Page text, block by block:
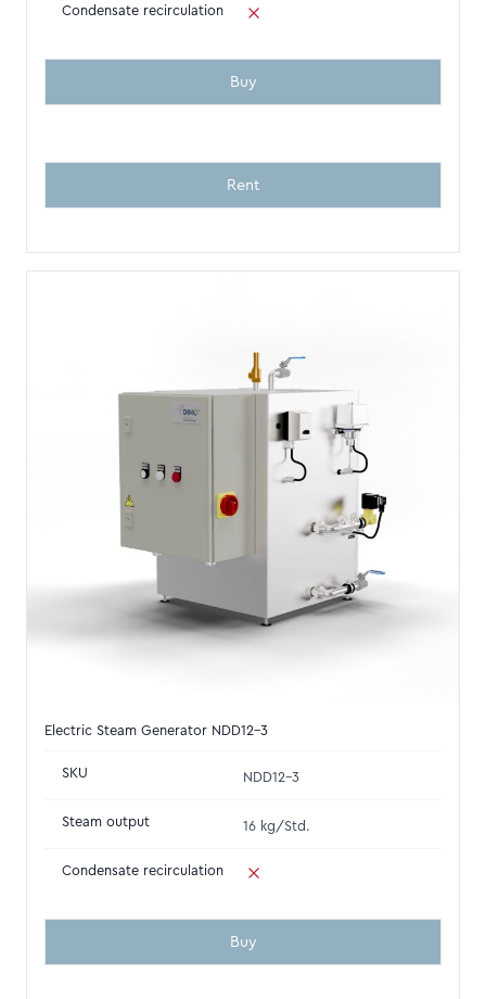
Condensate recirculation
Buy
Rent
Electric Steam Generator NDD12-3
SKU NDD12-3
Steam output 16 kg/Std.
Condensate recirculation
Buy